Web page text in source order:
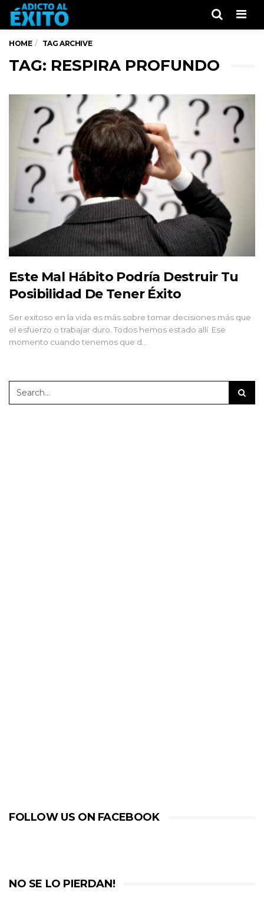
HOME TAG ARCHIVE
TAG: RESPIRA PROFUNDO
Este Mal Hábito Podría Destruir Tu
Posibilidad De Tener Éxito
Ser exitoso en la vida es más sobre tomar decisiones más que
el esfuerzo o trabajar duro. Todos hemos estado allí. Ese
momento cuando tenemos que d…
FOLLOW US ON FACEBOOK
NO SE LO PIERDAN!